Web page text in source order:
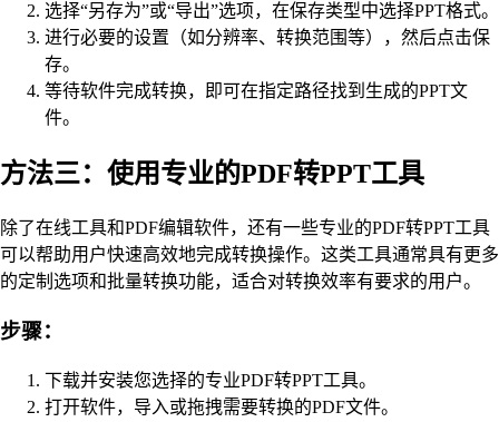
选择“另存为”或“导出”选项，在保存类型中选择PPT格式。
进行必要的设置（如分辨率、转换范围等），然后点击保
存。
等待软件完成转换，即可在指定路径找到生成的PPT文
件。
方法三：使用专业的PDF转PPT工具
除了在线工具和PDF编辑软件，还有一些专业的PDF转PPT工具
可以帮助用户快速高效地完成转换操作。这类工具通常具有更多
的定制选项和批量转换功能，适合对转换效率有要求的用户。
步骤：
下载并安装您选择的专业PDF转PPT工具。
打开软件，导入或拖拽需要转换的PDF文件。